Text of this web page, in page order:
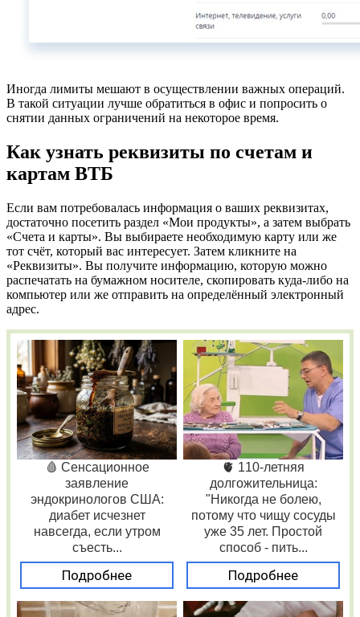
Иногда лимиты мешают в осуществлении важных операций.
В такой ситуации лучше обратиться в офис и попросить о
снятии данных ограничений на некоторое время.
Как узнать реквизиты по счетам и
картам ВТБ
Если вам потребовалась информация о ваших реквизитах,
достаточно посетить раздел «Мои продукты», а затем выбрать
«Счета и карты». Вы выбираете необходимую карту или же
тот счёт, который вас интересует. Затем кликните на
«Реквизиты». Вы получите информацию, которую можно
распечатать на бумажном носителе, скопировать куда-либо на
компьютер или же отправить на определённый электронный
адрес.
🩸 Сенсационное
заявление
эндокринологов США:
диабет исчезнет
навсегда, если утром
съесть...
Подробнее
🫀 110-летняя
долгожительница:
"Никогда не болею,
потому что чищу сосуды
уже 35 лет. Простой
способ - пить...
Подробнее